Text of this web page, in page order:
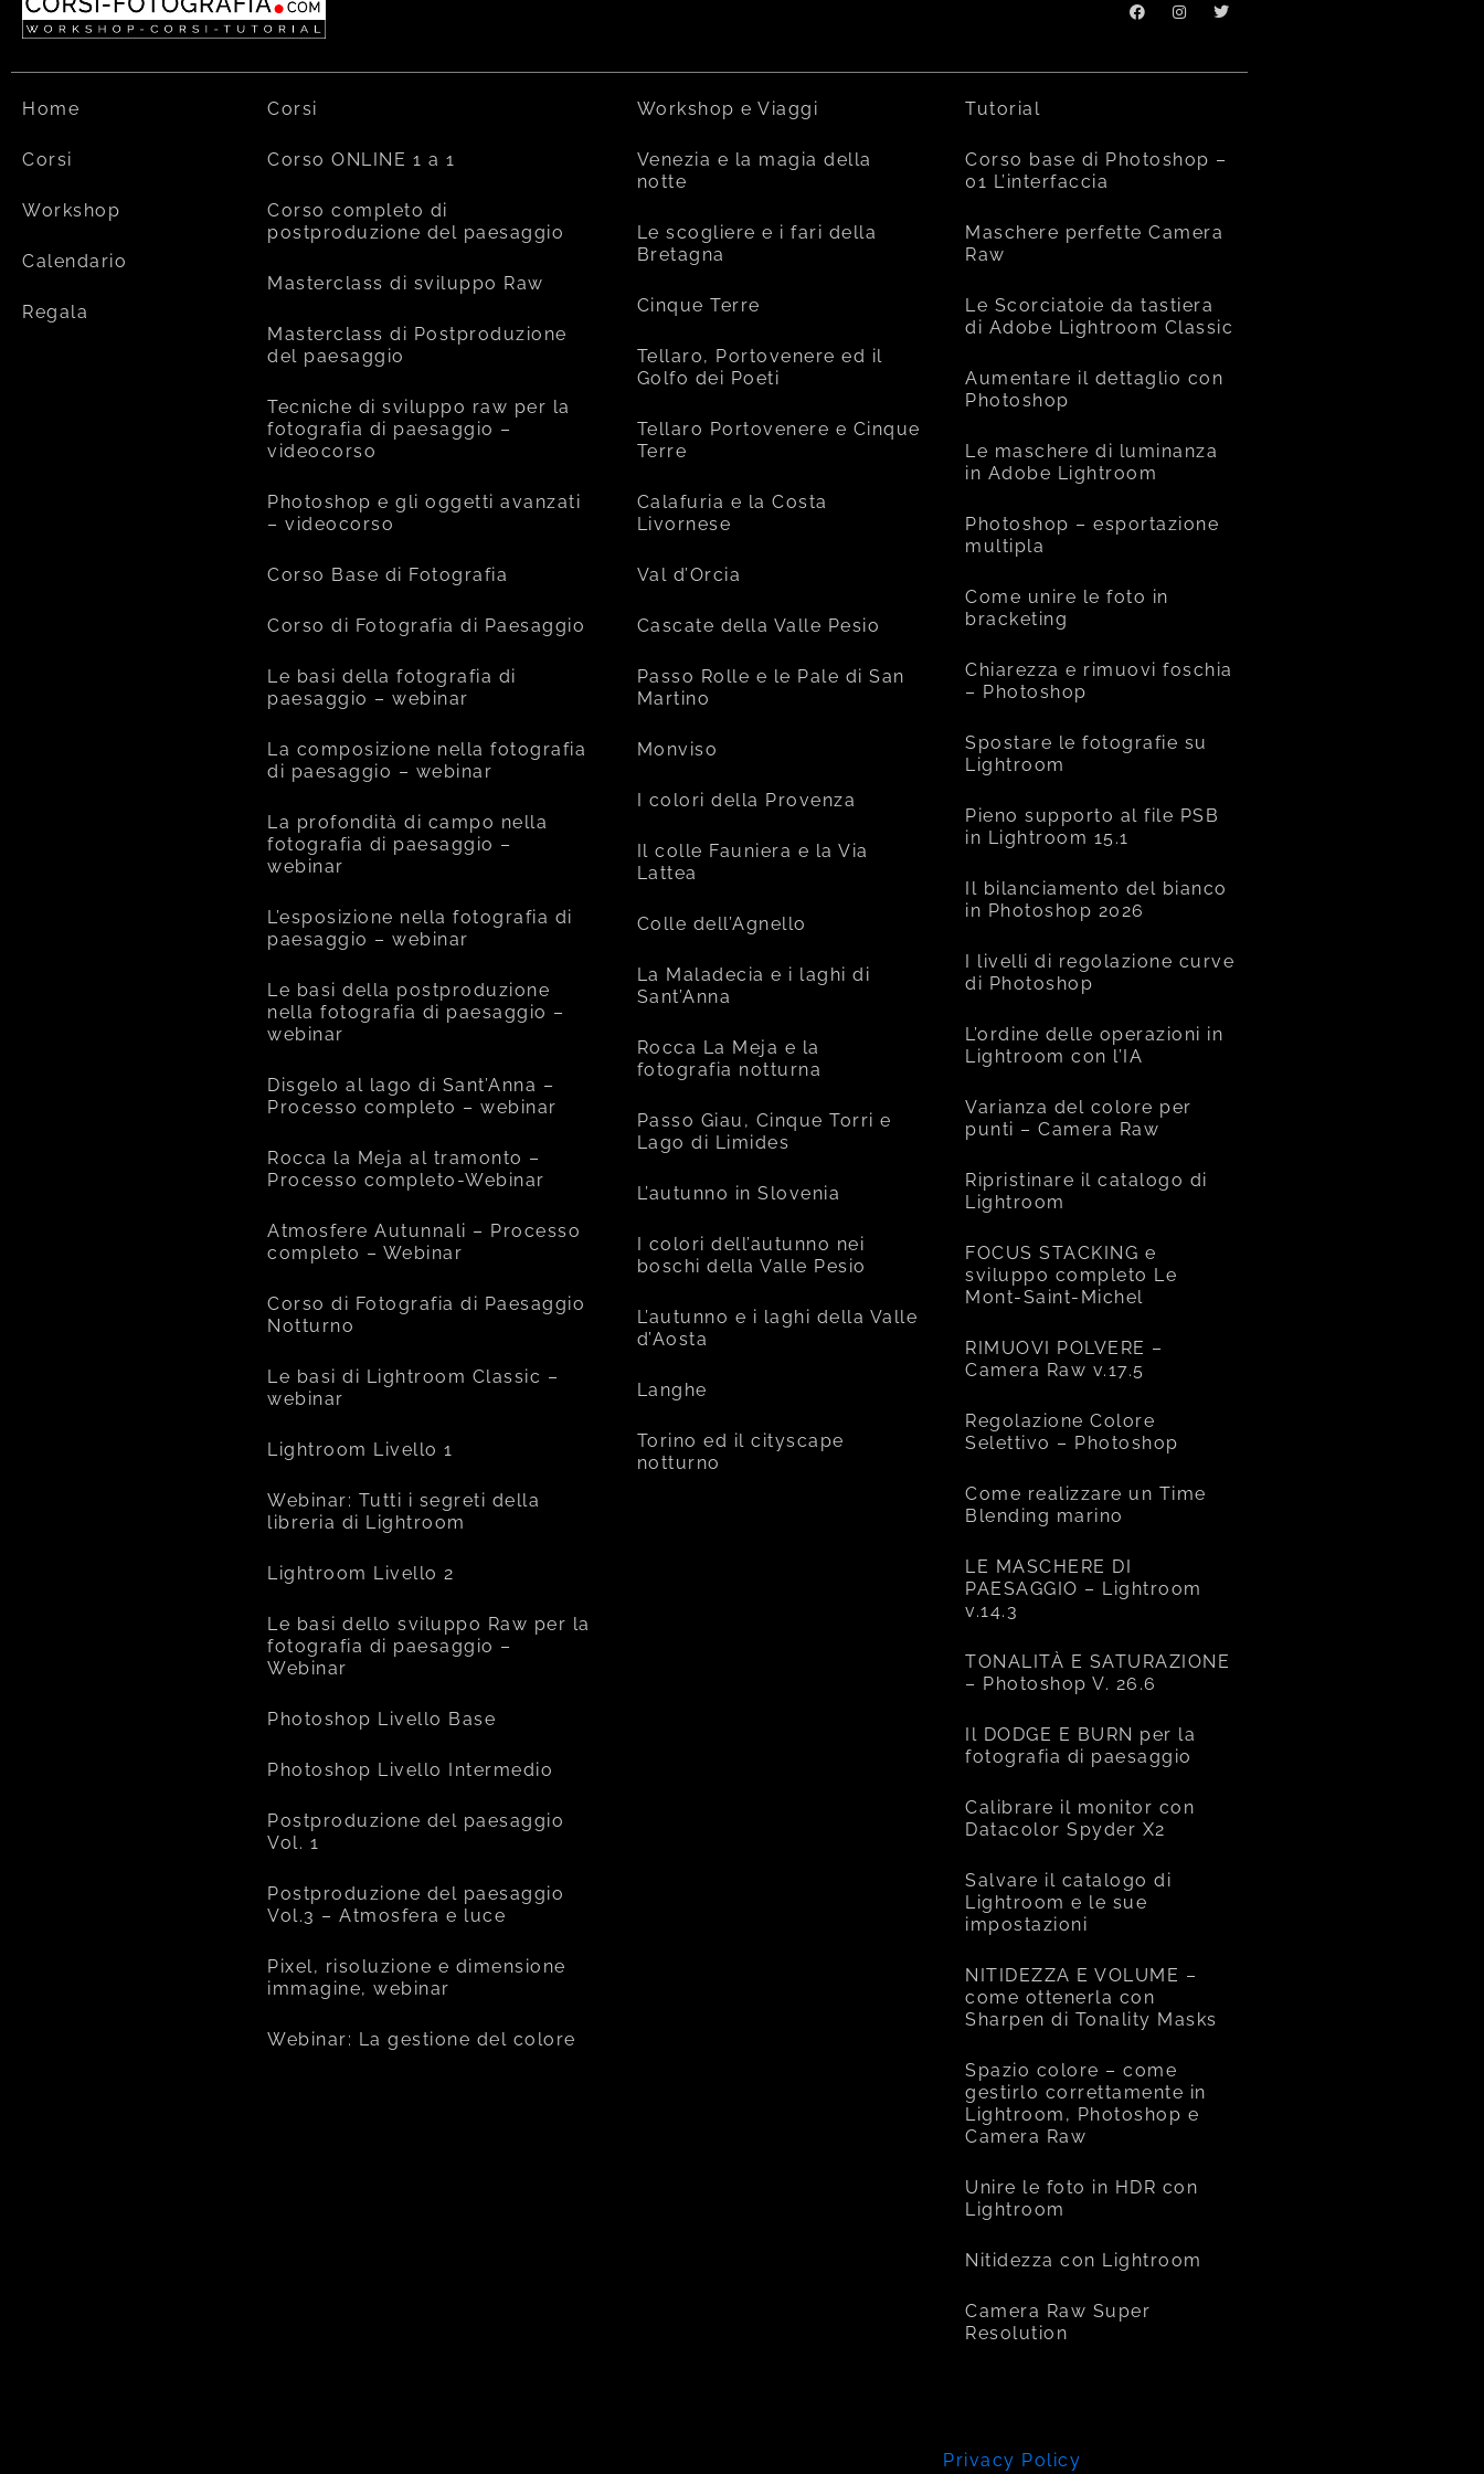
Home
Corsi
Workshop
Calendario
Regala
Corsi
Corso ONLINE 1 a 1
Corso completo di
postproduzione del paesaggio
Masterclass di sviluppo Raw
Masterclass di Postproduzione
del paesaggio
Tecniche di sviluppo raw per la
fotografia di paesaggio –
videocorso
Photoshop e gli oggetti avanzati
– videocorso
Corso Base di Fotografia
Corso di Fotografia di Paesaggio
Le basi della fotografia di
paesaggio – webinar
La composizione nella fotografia
di paesaggio – webinar
La profondità di campo nella
fotografia di paesaggio –
webinar
L’esposizione nella fotografia di
paesaggio – webinar
Le basi della postproduzione
nella fotografia di paesaggio –
webinar
Disgelo al lago di Sant’Anna –
Processo completo – webinar
Rocca la Meja al tramonto –
Processo completo-Webinar
Atmosfere Autunnali – Processo
completo – Webinar
Corso di Fotografia di Paesaggio
Notturno
Le basi di Lightroom Classic –
webinar
Lightroom Livello 1
Webinar: Tutti i segreti della
libreria di Lightroom
Lightroom Livello 2
Le basi dello sviluppo Raw per la
fotografia di paesaggio –
Webinar
Photoshop Livello Base
Photoshop Livello Intermedio
Postproduzione del paesaggio
Vol. 1
Postproduzione del paesaggio
Vol.3 – Atmosfera e luce
Pixel, risoluzione e dimensione
immagine, webinar
Webinar: La gestione del colore
Workshop e Viaggi
Venezia e la magia della
notte
Le scogliere e i fari della
Bretagna
Cinque Terre
Tellaro, Portovenere ed il
Golfo dei Poeti
Tellaro Portovenere e Cinque
Terre
Calafuria e la Costa
Livornese
Val d’Orcia
Cascate della Valle Pesio
Passo Rolle e le Pale di San
Martino
Monviso
I colori della Provenza
Il colle Fauniera e la Via
Lattea
Colle dell’Agnello
La Maladecia e i laghi di
Sant’Anna
Rocca La Meja e la
fotografia notturna
Passo Giau, Cinque Torri e
Lago di Limides
L’autunno in Slovenia
I colori dell’autunno nei
boschi della Valle Pesio
L’autunno e i laghi della Valle
d’Aosta
Langhe
Torino ed il cityscape
notturno
Tutorial
Corso base di Photoshop –
01 L’interfaccia
Maschere perfette Camera
Raw
Le Scorciatoie da tastiera
di Adobe Lightroom Classic
Aumentare il dettaglio con
Photoshop
Le maschere di luminanza
in Adobe Lightroom
Photoshop – esportazione
multipla
Come unire le foto in
bracketing
Chiarezza e rimuovi foschia
– Photoshop
Spostare le fotografie su
Lightroom
Pieno supporto al file PSB
in Lightroom 15.1
Il bilanciamento del bianco
in Photoshop 2026
I livelli di regolazione curve
di Photoshop
L’ordine delle operazioni in
Lightroom con l’IA
Varianza del colore per
punti – Camera Raw
Ripristinare il catalogo di
Lightroom
FOCUS STACKING e
sviluppo completo Le
Mont-Saint-Michel
RIMUOVI POLVERE –
Camera Raw v.17.5
Regolazione Colore
Selettivo – Photoshop
Come realizzare un Time
Blending marino
LE MASCHERE DI
PAESAGGIO – Lightroom
v.14.3
TONALITÀ E SATURAZIONE
– Photoshop V. 26.6
Il DODGE E BURN per la
fotografia di paesaggio
Calibrare il monitor con
Datacolor Spyder X2
Salvare il catalogo di
Lightroom e le sue
impostazioni
NITIDEZZA E VOLUME –
come ottenerla con
Sharpen di Tonality Masks
Spazio colore – come
gestirlo correttamente in
Lightroom, Photoshop e
Camera Raw
Unire le foto in HDR con
Lightroom
Nitidezza con Lightroom
Camera Raw Super
Resolution
Privacy Policy